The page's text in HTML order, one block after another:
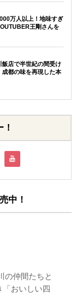
万人以上！地味すぎ
王剛さんを
飯店で半世紀の間受け
都の味を再現した本
中！
の仲間たちと
おいしい四